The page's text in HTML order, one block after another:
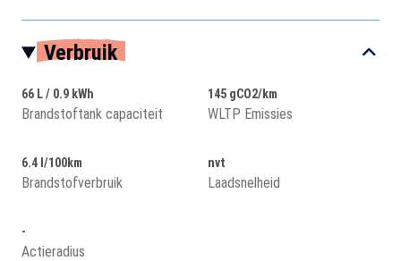
Verbruik
66 L / 0.9 kWh
Brandstoftank capaciteit
145 gCO2/km
WLTP Emissies
6.4 l/100km
Brandstofverbruik
nvt
Laadsnelheid
-
Actieradius